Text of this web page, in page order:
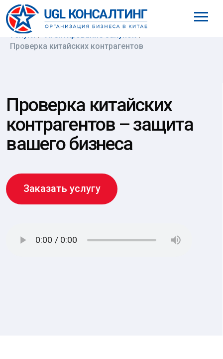
8 (800) 777-61-98
Услуги / Агентирование закупок /
Проверка китайских контрагентов
контрагентов – защита
вашего бизнеса
Заказать услугу